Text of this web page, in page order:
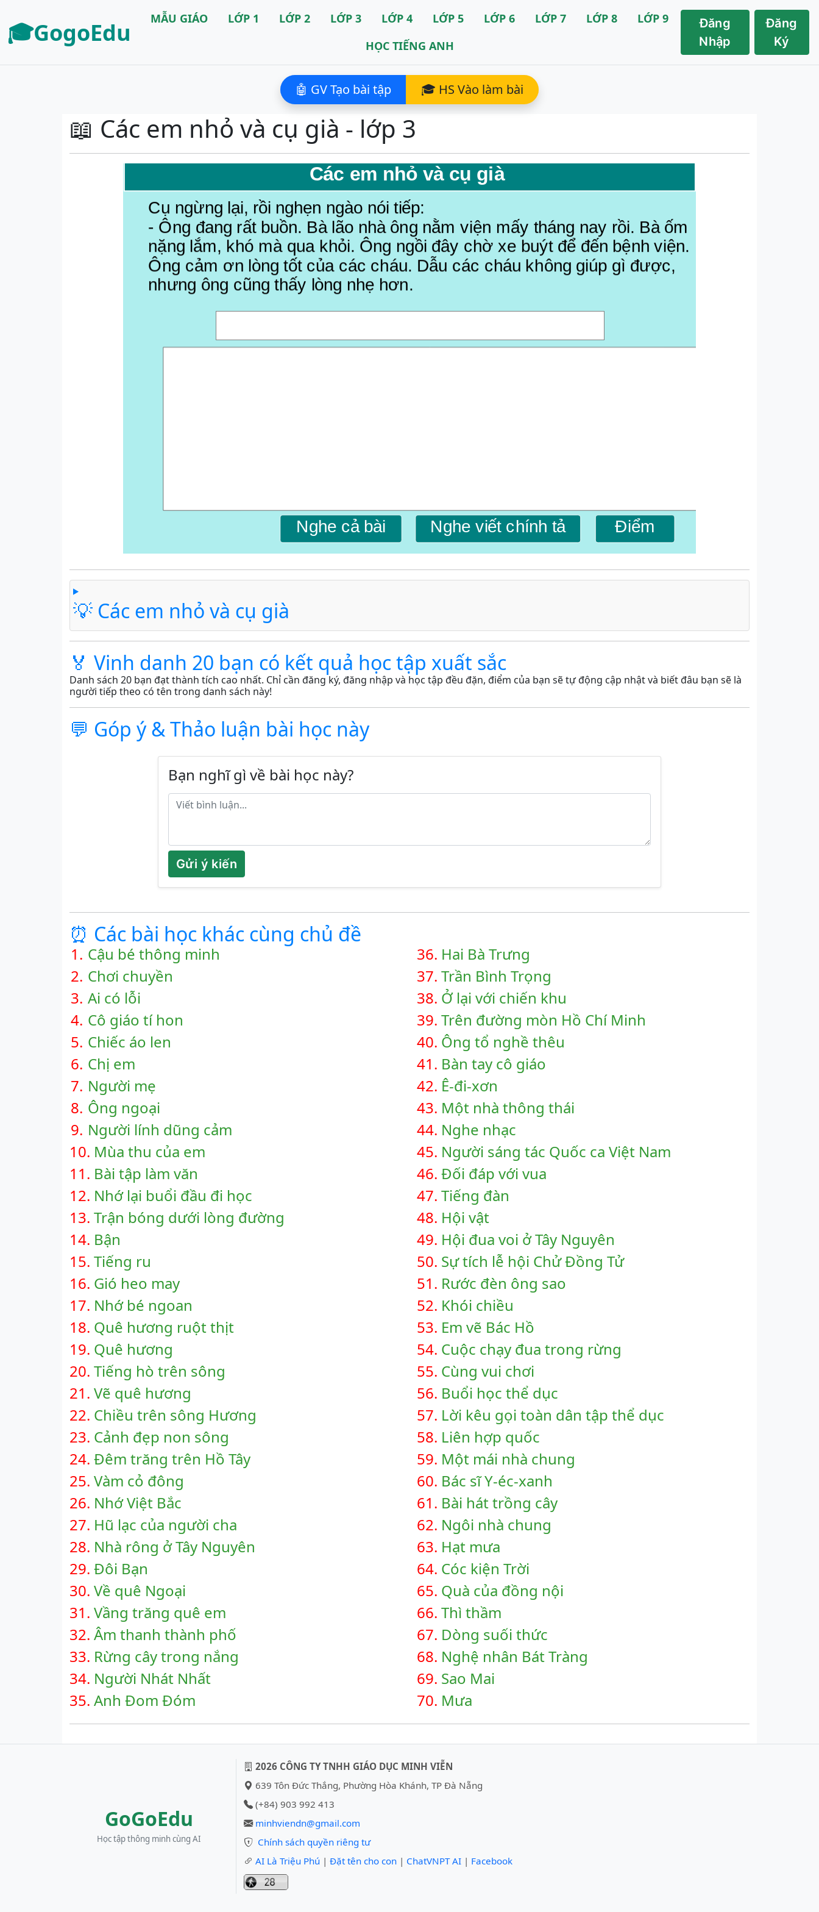
🎓GogoEdu MẪU GIÁO LỚP 1 LỚP 2 LỚP 3 LỚP 4 LỚP 5 LỚP 6 LỚP 7 LỚP 8
LỚP 9
HỌC TIẾNG ANH
Đăng
Nhập
Đăng
Ký
🤖 GV Tạo bài tập 🎓 HS Vào làm bài
📖 Các em nhỏ và cụ già - lớp 3
💡 Các em nhỏ và cụ già
🏅 Vinh danh 20 bạn có kết quả học tập xuất sắc
Danh sách 20 bạn đạt thành tích cao nhất. Chỉ cần đăng ký, đăng nhập và học tập đều đặn, điểm của bạn sẽ tự động cập nhật và biết đâu bạn sẽ là
người tiếp theo có tên trong danh sách này!
💬 Góp ý & Thảo luận bài học này
Bạn nghĩ gì về bài học này?
Gửi ý kiến
⏰ Các bài học khác cùng chủ đề
1. Cậu bé thông minh
2. Chơi chuyền
3. Ai có lỗi
4. Cô giáo tí hon
5. Chiếc áo len
6. Chị em
7. Người mẹ
8. Ông ngoại
9. Người lính dũng cảm
10. Mùa thu của em
11. Bài tập làm văn
12. Nhớ lại buổi đầu đi học
13. Trận bóng dưới lòng đường
14. Bận
15. Tiếng ru
16. Gió heo may
17. Nhớ bé ngoan
18. Quê hương ruột thịt
19. Quê hương
20. Tiếng hò trên sông
21. Vẽ quê hương
22. Chiều trên sông Hương
23. Cảnh đẹp non sông
24. Đêm trăng trên Hồ Tây
25. Vàm cỏ đông
26. Nhớ Việt Bắc
27. Hũ lạc của người cha
28. Nhà rông ở Tây Nguyên
29. Đôi Bạn
30. Về quê Ngoại
31. Vầng trăng quê em
32. Âm thanh thành phố
33. Rừng cây trong nắng
34. Người Nhát Nhất
35. Anh Đom Đóm
36. Hai Bà Trưng
37. Trần Bình Trọng
38. Ở lại với chiến khu
39. Trên đường mòn Hồ Chí Minh
40. Ông tổ nghề thêu
41. Bàn tay cô giáo
42. Ê-đi-xơn
43. Một nhà thông thái
44. Nghe nhạc
45. Người sáng tác Quốc ca Việt Nam
46. Đối đáp với vua
47. Tiếng đàn
48. Hội vật
49. Hội đua voi ở Tây Nguyên
50. Sự tích lễ hội Chử Đồng Tử
51. Rước đèn ông sao
52. Khói chiều
53. Em vẽ Bác Hồ
54. Cuộc chạy đua trong rừng
55. Cùng vui chơi
56. Buổi học thể dục
57. Lời kêu gọi toàn dân tập thể dục
58. Liên hợp quốc
59. Một mái nhà chung
60. Bác sĩ Y-éc-xanh
61. Bài hát trồng cây
62. Ngôi nhà chung
63. Hạt mưa
64. Cóc kiện Trời
65. Quà của đồng nội
66. Thì thầm
67. Dòng suối thức
68. Nghệ nhân Bát Tràng
69. Sao Mai
70. Mưa
GoGoEdu
Học tập thông minh cùng AI
2026 CÔNG TY TNHH GIÁO DỤC MINH VIỄN
639 Tôn Đức Thắng, Phường Hòa Khánh, TP Đà Nẵng
(+84) 903 992 413
minhviendn@gmail.com
Chính sách quyền riêng tư
AI Là Triệu Phú | Đặt tên cho con | ChatVNPT AI | Facebook